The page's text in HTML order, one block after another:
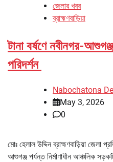
জেলার খবর
ব্রাহ্মণবাড়িয়া
টানা বর্ষণে নবীনগর-
পরিদর্শন
Nabochatona
May 3, 2026
0
মোঃ হেলাল উদ্দিন ব্রাহ্মণবাড়িয়া জেলা
আশুগঞ্জ পর্যন্ত নির্মাণাধীন আঞ্চলিক